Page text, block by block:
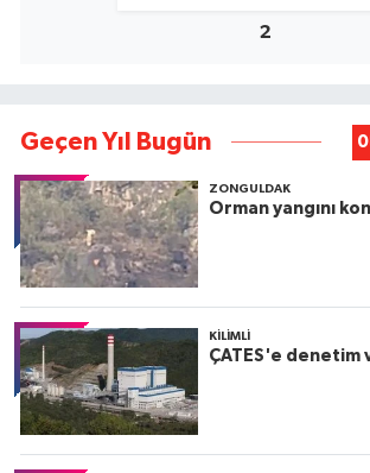
2
Geçen Yıl Bugün
ZONGULDAK
Orman yangını
KILIMLI
ÇATES'e denetim